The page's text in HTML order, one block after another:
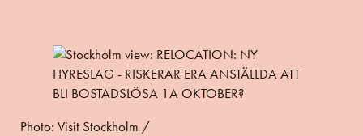
Photo: Visit Stockholm /